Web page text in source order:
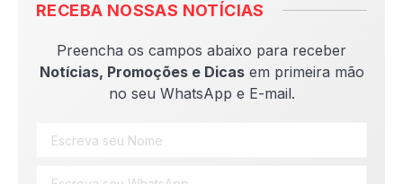
RECEBA NOSSAS NOTÍCIAS
Preencha os campos abaixo para receber
Notícias, Promoções e Dicasem primeira mão
no seu WhatsApp e E-mail.